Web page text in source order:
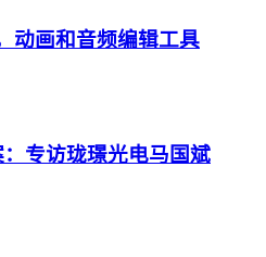
动画和音频编辑工具
专访珑璟光电马国斌